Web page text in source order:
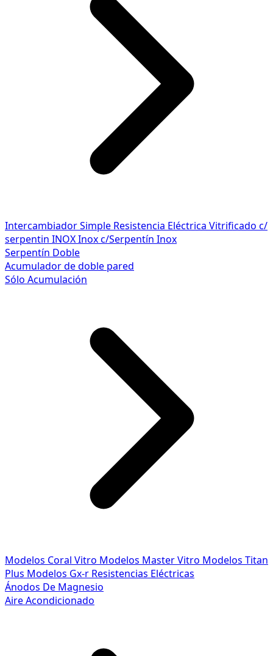
Intercambiador Simple Resistencia Eléctrica Vitrificado c/
serpentin INOXInox c/Serpentín Inox
Serpentín Doble
Acumulador de doble pared
Sólo Acumulación
Modelos Coral Vitro Modelos Master Vitro Modelos Titan
Plus Modelos Gx-r Resistencias Eléctricas
Ánodos De Magnesio
Aire Acondicionado